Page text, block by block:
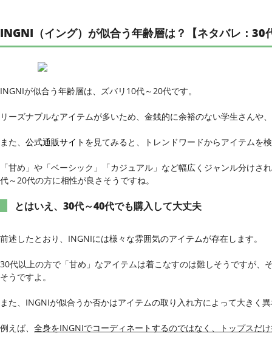
INGNI（イング）が似合う年齢層は？【ネタバレ：30
INGNIが似合う年齢層は、ズバリ10代～20代です。
リーズナブルなアイテムが多いため、金銭的に余裕のない学生さんや
また、 公式通販サイト を見てみると、トレンドワードからアイテムを
「甘め」や「ベーシック」「カジュアル」など幅広くジャンル分け
代～20代の方に相性が良さそうですね。
とはいえ、30代～40代でも購入して大丈夫
前述したとおり、INGNIには様々な雰囲気のアイテムが存在します。
30代以上の方で「甘め」なアイテムは着こなすのは難しそうですが、
そうですよ。
また、INGNIが似合うか否かはアイテムの取り入れ方によって大きく
例えば、 全身をINGNIでコーディネートするのではなく、トップスだ